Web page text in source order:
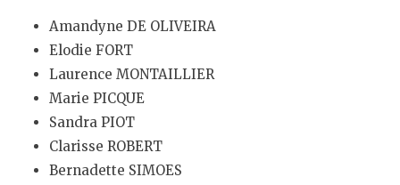
Amandyne DE OLIVEIRA
Elodie FORT
Laurence MONTAILLIER
Marie PICQUE
Sandra PIOT
Clarisse ROBERT
Bernadette SIMOES